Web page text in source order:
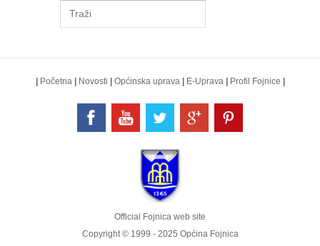
| Početna | Novosti | Općinska uprava | E-Uprava | Profil Fojnice |
Official Fojnica web site
Copyright © 1999 - 2025 Općina Fojnica